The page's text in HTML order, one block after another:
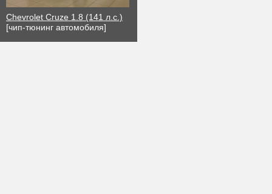
Chevrolet Cruze 1.8 (141 л.с.)
[чип-тюнинг автомобиля]